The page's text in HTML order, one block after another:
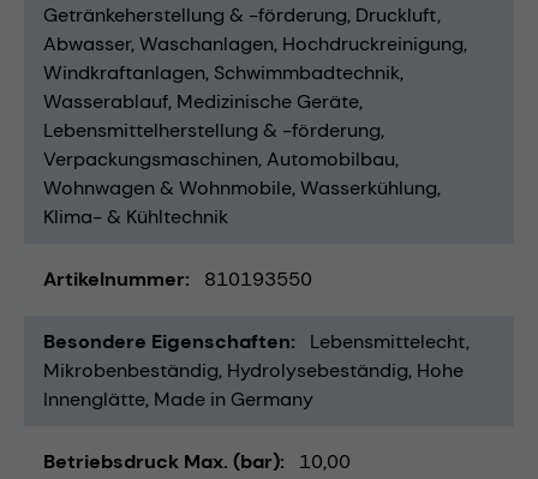
Getränkeherstellung & -förderung Druckluft
Abwasser Waschanlagen Hochdruckreinigung
Windkraftanlagen Schwimmbadtechnik
Wasserablauf Medizinische Geräte
Lebensmittelherstellung & -förderung
Verpackungsmaschinen Automobilbau
Wohnwagen & Wohnmobile Wasserkühlung
Klima- & Kühltechnik
Artikelnummer 810193550
Besondere Eigenschaften
Lebensmittelecht
Mikrobenbeständig Hydrolysebeständig Hohe
Innenglätte Made in Germany
Betriebsdruck Max. (bar) 10,00